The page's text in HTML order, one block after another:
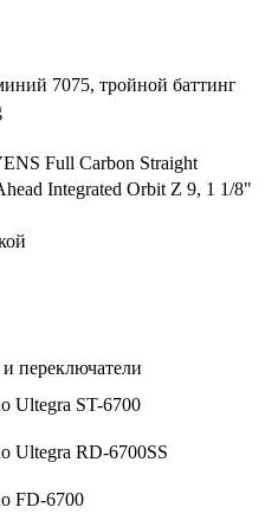
7075, тройной баттинг
Full Carbon Straight
Integrated Orbit Z 9, 1 1/8"
и переключатели
Ultegra ST-6700
Ultegra RD-6700SS
FD-6700